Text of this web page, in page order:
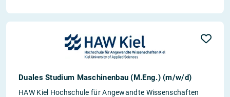
Duales Studium Maschinenbau (M.Eng.) (m/w/d)
HAW Kiel Hochschule für Angewandte Wissenschaften